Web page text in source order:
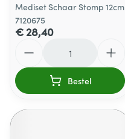
Mediset Schaar Stomp 12cm
7120675
€ 28,40
Bestel